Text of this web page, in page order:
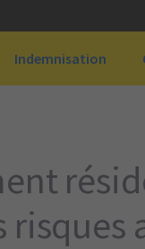
Indemnisation